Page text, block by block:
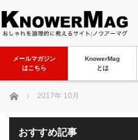
メールマガジン
はこちら
KnowerMag
とは
ホーム 2017年 10月
おすすめ記事